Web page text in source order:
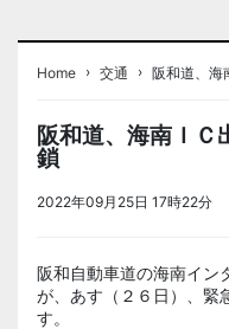
Home › 交通 › 阪和道、海
阪和道、海南ＩＣ
鎖
2022年09月25日 17時22分
阪和自動車道の海南イン
が、あす（２６日）、緊
す。